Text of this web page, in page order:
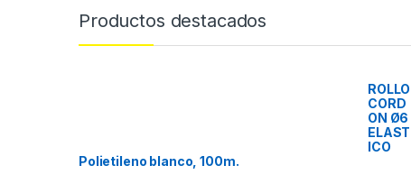
Productos destacados
ROLLO
CORD
ON Ø6
ELAST
ICO
Polietileno blanco, 100m.